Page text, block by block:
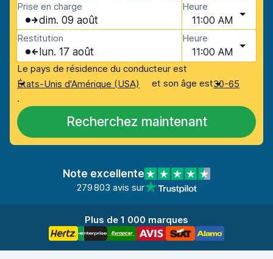
Prise en charge
dim. 09 août
Heure
11:00 AM
Restitution
lun. 17 août
Heure
11:00 AM
Le pays de résidence du conducteur est
États-Unis d'Amérique (USA)
et son âge est30-65
.
Recherchez maintenant
Note excellente
279 803 avis sur
Plus de 1 000 marques